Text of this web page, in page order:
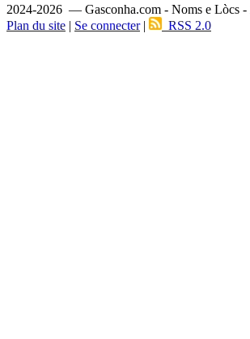
2024-2026 — Gasconha.com - Noms e Lòcs -
Plan du site | Se connecter| RSS 2.0